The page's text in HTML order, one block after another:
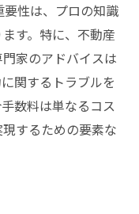
性は、プロの知識
す。特に、不動産
家のアドバイスは
関するトラブルを
数料は単なるコス
するための要素な